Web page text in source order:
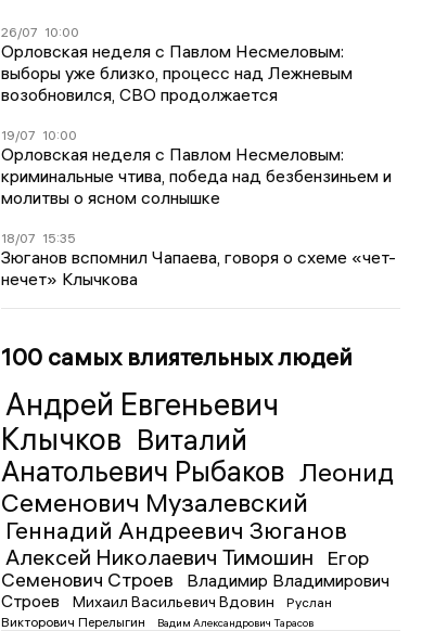
26/07 10:00
Орловская неделя с Павлом Несмеловым:
выборы уже близко, процесс над Лежневым
возобновился, СВО продолжается
19/07 10:00
Орловская неделя с Павлом Несмеловым:
криминальные чтива, победа над безбензиньем и
молитвы о ясном солнышке
18/07 15:35
Зюганов вспомнил Чапаева, говоря о схеме «чет-
нечет» Клычкова
100 самых влиятельных людей
Андрей Евгеньевич
Клычков Виталий
Анатольевич Рыбаков Леонид
Семенович Музалевский
Геннадий Андреевич Зюганов
Алексей Николаевич Тимошин
Егор
Семенович Строев
Владимир Владимирович
Строев
Михаил Васильевич Вдовин
Руслан
Викторович Перелыгин
Вадим Александрович Тарасов